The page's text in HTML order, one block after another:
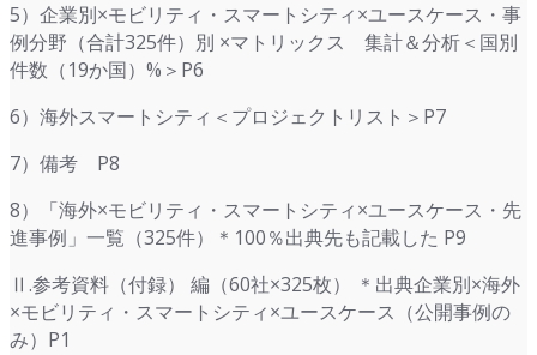
5）企業別×モビリティ・スマートシティ×ユースケース・事
例分野（合計325件）別 ×マトリックス 集計＆分析＜国別
件数（19か国）%＞P6
6）海外スマートシティ＜プロジェクトリスト＞P7
7）備考 P8
8）「海外×モビリティ・スマートシティ×ユースケース・先
進事例」一覧（325件）＊100％出典先も記載した P9
Ⅱ.参考資料（付録） 編（60社×325枚） ＊出典企業別×海外
×モビリティ・スマートシティ×ユースケース（公開事例の
み）P1